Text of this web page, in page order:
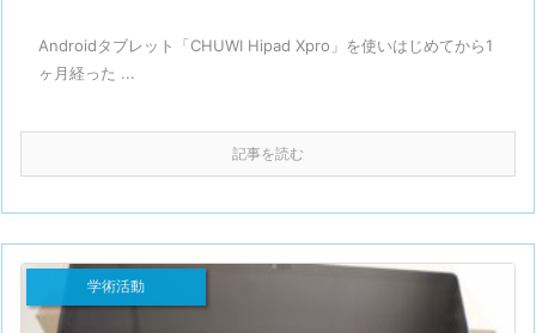
Androidタブレット「CHUWI Hipad Xpro」を使いはじめてから1
ヶ月経った ...
記事を読む
学術活動